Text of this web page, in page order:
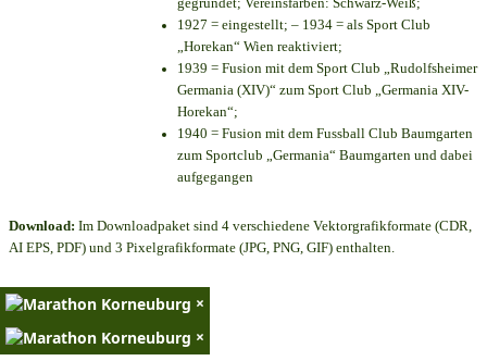
1927 = eingestellt; – 1934 = als Sport Club
„Horekan“ Wien reaktiviert;
1939 = Fusion mit dem Sport Club „Rudolfsheimer
Germania (XIV)“ zum Sport Club „Germania XIV-
Horekan“;
1940 = Fusion mit dem Fussball Club Baumgarten
zum Sportclub „Germania“ Baumgarten und dabei
aufgegangen
Download: Im Downloadpaket sind 4 verschiedene Vektorgrafikformate (CDR,
AI EPS, PDF) und 3 Pixelgrafikformate (JPG, PNG, GIF) enthalten.
×
×